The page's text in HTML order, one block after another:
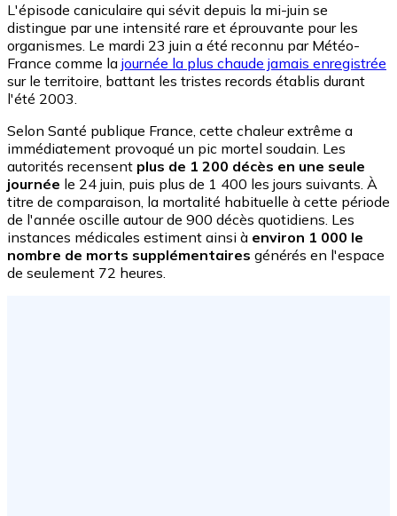
L'épisode caniculaire qui sévit depuis la mi-juin se
distingue par une intensité rare et éprouvante pour les
organismes. Le mardi 23 juin a été reconnu par Météo-
France comme la journée la plus chaude jamais enregistrée
sur le territoire, battant les tristes records établis durant
l'été 2003.
Selon Santé publique France, cette chaleur extrême a
immédiatement provoqué un pic mortel soudain. Les
autorités recensent plus de 1 200 décès en une seule
journée le 24 juin, puis plus de 1 400 les jours suivants. À
titre de comparaison, la mortalité habituelle à cette période
de l'année oscille autour de 900 décès quotidiens. Les
instances médicales estiment ainsi à environ 1 000 le
nombre de morts supplémentaires générés en l'espace
de seulement 72 heures.